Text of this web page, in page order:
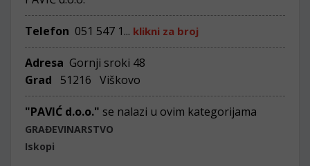
Telefon 051 547 1... klikni za broj
Adresa Gornji sroki 48
Grad
51216 Viškovo
"PAVIĆ d.o.o." se nalazi u ovim kategorijama
GRAĐEVINARSTVO
Iskopi